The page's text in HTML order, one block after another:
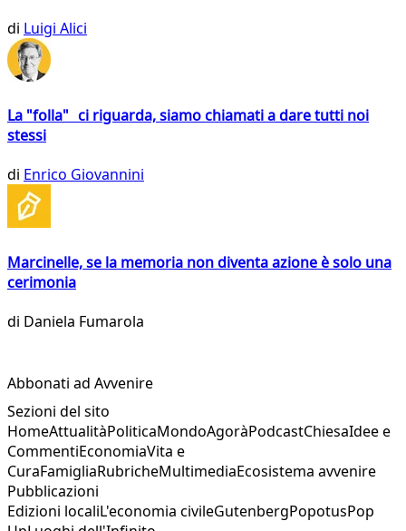
di Luigi Alici
La "folla" ci riguarda, siamo chiamati a dare tutti noi
stessi
di Enrico Giovannini
Marcinelle, se la memoria non diventa azione è solo una
cerimonia
di Daniela Fumarola
Abbonati ad Avvenire
Sezioni del sito
HomeAttualitàPoliticaMondoAgoràPodcastChiesaIdee e
CommentiEconomiaVita e
CuraFamigliaRubricheMultimediaEcosistema avvenire
Pubblicazioni
Edizioni localiL'economia civileGutenbergPopotusPop